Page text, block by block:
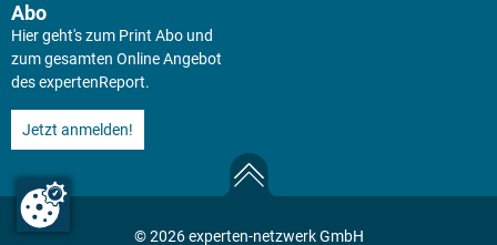
Abo
Hier geht's zum Print Abo und
zum gesamten Online Angebot
des expertenReport.
Jetzt anmelden!
© 2026 experten-netzwerk GmbH